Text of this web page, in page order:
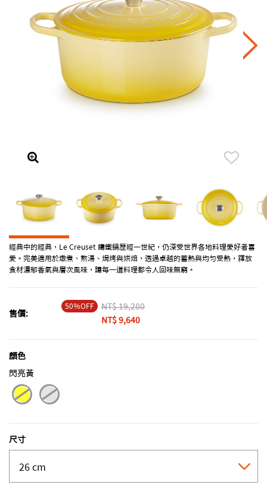
經典中的經典，Le Creuset 鑄鐵鍋歷經一世紀，仍深受世界各地料理愛好者喜
愛。完美適用於燉煮、熬湯、焗烤與烘焙，透過卓越的蓄熱與均勻受熱，釋放
食材濃郁香氣與層次風味，讓每一道料理都令人回味無窮。
售價:
50％OFF Price reduced from
NT$ 19,280to
NT$ 9,640
顏色
閃亮黃
尺寸